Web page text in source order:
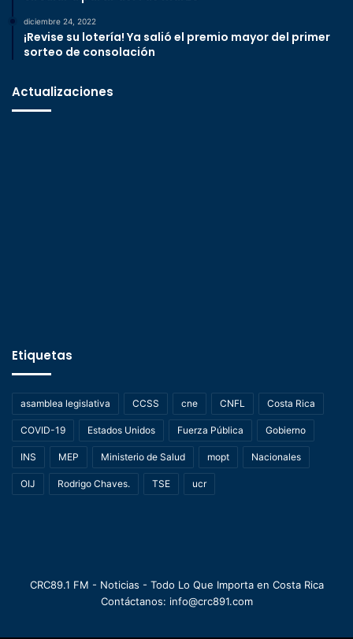
diciembre 24, 2022
¡Revise su lotería! Ya salió el premio mayor del primer
sorteo de consolación
Actualizaciones
Etiquetas
asamblea legislativa CCSS cne CNFL Costa Rica
COVID-19 Estados Unidos Fuerza Pública Gobierno
INS MEP Ministerio de Salud mopt Nacionales
OIJ Rodrigo Chaves. TSE ucr
CRC89.1 FM - Noticias - Todo Lo Que Importa en Costa Rica
Contáctanos: info@crc891.com